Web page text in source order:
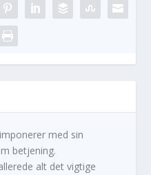
med sin
betjening.
alt det vigtige